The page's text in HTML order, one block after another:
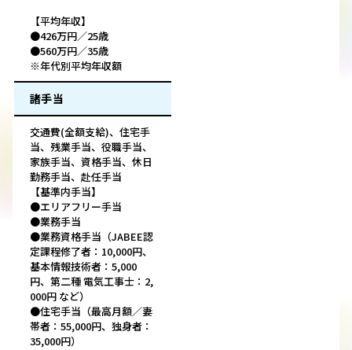
【平均年収】
●426万円／25歳
●560万円／35歳
※年代別平均年収額
諸手当
交通費(全額支給)、住宅手
当、残業手当、役職手当、
家族手当、資格手当、休日
勤務手当、赴任手当
【基準内手当】
●エリアフリー手当
●業務手当
●業務資格手当（JABEE認
定課程修了者：10,000円、
基本情報技術者：5,000
円、第二種 電気工事士：2,
000円 など）
●住宅手当（最高月額／妻
帯者：55,000円、独身者：
35,000円）